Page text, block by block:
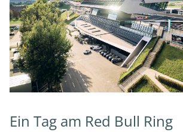
Ein Tag am Red Bull Ring